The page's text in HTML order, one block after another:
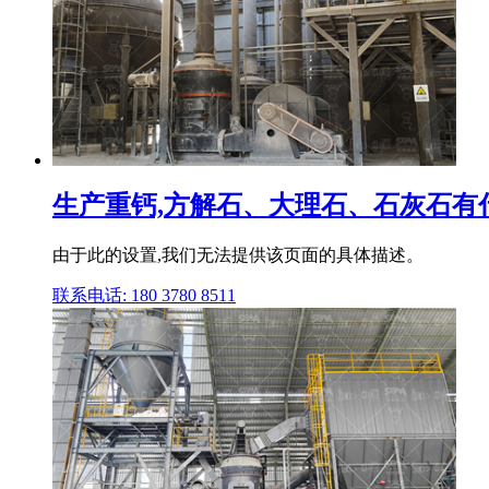
生产重钙,方解石、大理石、石灰石有
由于此的设置,我们无法提供该页面的具体描述。
联系电话: 180 3780 8511